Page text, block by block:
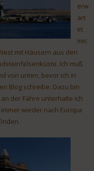
erw
art
et
mic
mit Häusern aus den
Ich muß
von unten, bevor ich in
Blog schreibe. Dazu bin
der Fähre unterhalte ich
wieder nach Europa